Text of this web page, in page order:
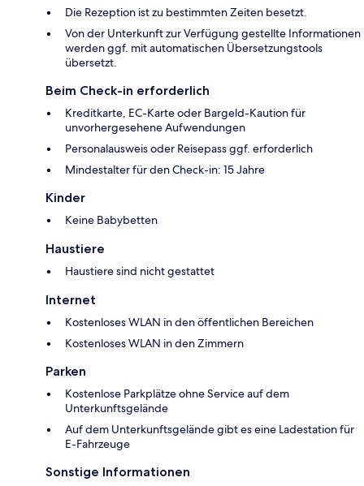
Die Rezeption ist zu bestimmten Zeiten besetzt.
Von der Unterkunft zur Verfügung gestellte Informationen
werden ggf. mit automatischen Übersetzungstools
übersetzt.
Beim Check-in erforderlich
Kreditkarte, EC-Karte oder Bargeld-Kaution für
unvorhergesehene Aufwendungen
Personalausweis oder Reisepass ggf. erforderlich
Mindestalter für den Check-in: 15 Jahre
Kinder
Keine Babybetten
Haustiere
Haustiere sind nicht gestattet
Internet
Kostenloses WLAN in den öffentlichen Bereichen
Kostenloses WLAN in den Zimmern
Parken
Kostenlose Parkplätze ohne Service auf dem
Unterkunftsgelände
Auf dem Unterkunftsgelände gibt es eine Ladestation für
E-Fahrzeuge
Sonstige Informationen